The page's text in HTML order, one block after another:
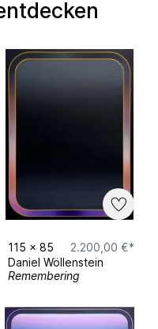
Tom Gully, Oskar
Köln
- vonfraunberg
SKM
München
115 x 85
2.200,00 €*
Daniel Wöllenstein
Remembering